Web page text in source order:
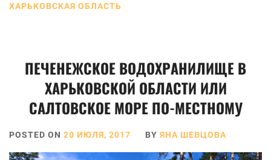
ХАРЬКОВСКАЯ ОБЛАСТЬ
ПЕЧЕНЕЖСКОЕ ВОДОХРАНИЛИЩЕ В
ХАРЬКОВСКОЙ ОБЛАСТИ ИЛИ
САЛТОВСКОЕ МОРЕ ПО-МЕСТНОМУ
POSTED ON 20 ИЮЛЯ, 2017 BY ЯНА ШЕВЦОВА